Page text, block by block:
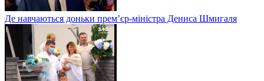
Де навчаються доньки прем’єр-міністра Дениса Шмигаля